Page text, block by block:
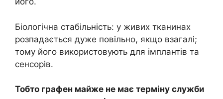
Біологічна стабільність: у живих тканинах
розпадається дуже повільно, якщо взагалі;
тому його використовують для імплантів та
сенсорів.
Тобто графен майже не має терміну служби